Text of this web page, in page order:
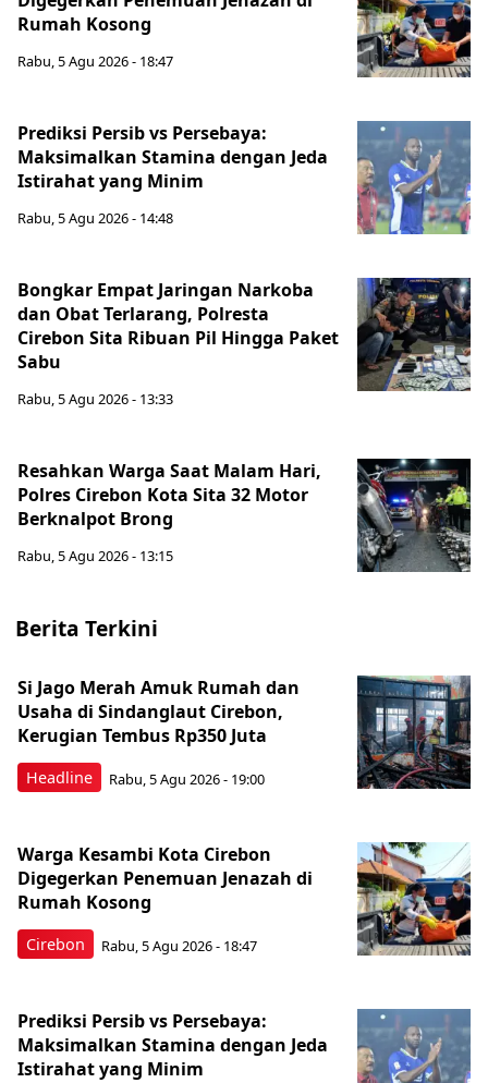
Rumah Kosong
Rabu, 5 Agu 2026 - 18:47
Prediksi Persib vs Persebaya:
Maksimalkan Stamina dengan Jeda
Istirahat yang Minim
Rabu, 5 Agu 2026 - 14:48
Bongkar Empat Jaringan Narkoba
dan Obat Terlarang, Polresta
Cirebon Sita Ribuan Pil Hingga Paket
Sabu
Rabu, 5 Agu 2026 - 13:33
Resahkan Warga Saat Malam Hari,
Polres Cirebon Kota Sita 32 Motor
Berknalpot Brong
Rabu, 5 Agu 2026 - 13:15
Berita Terkini
Headline
Si Jago Merah Amuk Rumah dan
Usaha di Sindanglaut Cirebon,
Kerugian Tembus Rp350 Juta
Rabu, 5 Agu 2026 - 19:00
Cirebon
Warga Kesambi Kota Cirebon
Digegerkan Penemuan Jenazah di
Rumah Kosong
Rabu, 5 Agu 2026 - 18:47
Prediksi Persib vs Persebaya:
Maksimalkan Stamina dengan Jeda
Istirahat yang Minim